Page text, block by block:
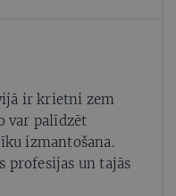
ir krietni zem
var palīdzēt
izmantošana.
profesijas un tajās